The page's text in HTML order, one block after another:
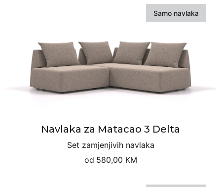
Samo navlaka
Navlaka za Matacao 3 Delta
Set zamjenjivih navlaka
od 580,00 KM